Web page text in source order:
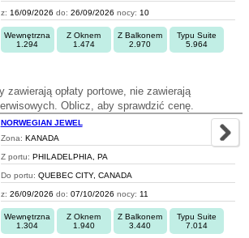
z: 16/09/2026 do: 26/09/2026 nocy: 10
Wewnętrzna
1.294
Z Oknem
1.474
Z Balkonem
2.970
Typu Suite
5.964
zawierają opłaty portowe, nie zawierają
Oblicz, aby sprawdzić cenę.
NORWEGIAN JEWEL
Zona: KANADA
Z portu: PHILADELPHIA, PA
Do portu: QUEBEC CITY, CANADA
z: 26/09/2026 do: 07/10/2026 nocy: 11
Wewnętrzna
1.304
Z Oknem
1.940
Z Balkonem
3.440
Typu Suite
7.014